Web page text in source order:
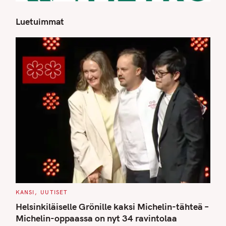
Luetuimmat
C
T
E
G
O
KANSI UUTISET
Helsinkiläiselle Grönille kaksi Michelin-tähteä –
Michelin-oppaassa on nyt 34 ravintolaa
S
e
a